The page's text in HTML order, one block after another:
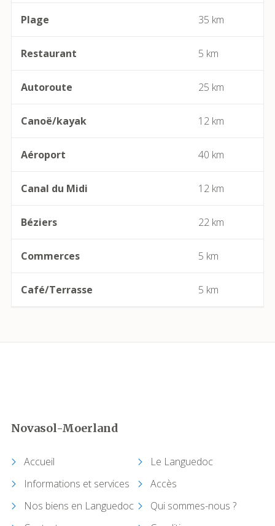
Béziers
Bize-Minervois
Boujan-sur-Libron
Boutenac
Cabrerolles
Carcassonne
Plage 35 km
Restaurant 5 km
Autoroute 25 km
Canoë/kayak 12 km
Aéroport 40 km
Canal du Midi 12 km
Béziers 22 km
Commerces 5 km
Café/Terrasse 5 km
Novasol-Moerland
Accueil
Le Languedoc
Informations et services
Accès
Nos biens en Languedoc
Qui sommes-nous ?